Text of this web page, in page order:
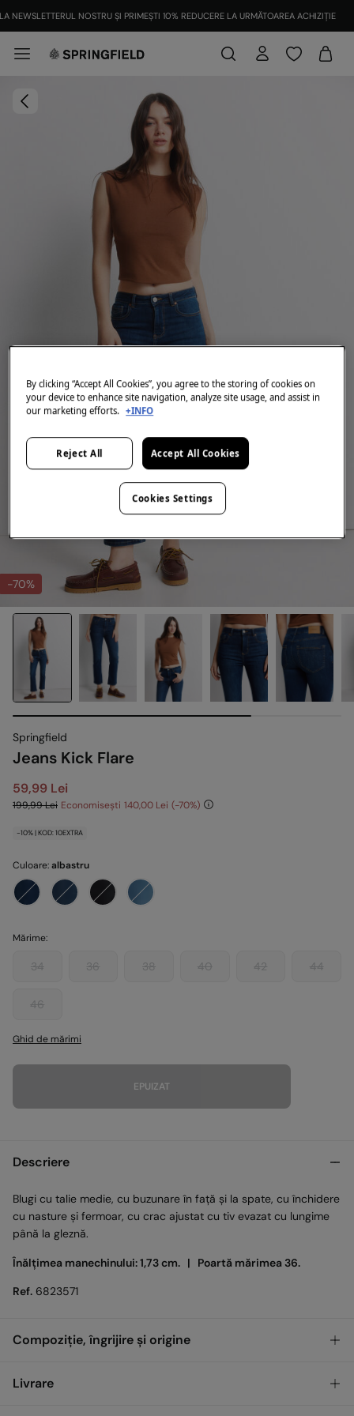
NEWSLETTERUL NOSTRU ȘI PRIMEȘTI 10% REDUCERE LA URMĂTOAREA ACHIZIȚIE
-70%
Springfield
Jeans Kick Flare
59,99 Lei
199,99 Lei Economisești 140,00 Lei 70
-10% | KOD: 10EXTRA
Culoare:albastru
Mărime:
34 36 38 40 42 44
46
Ghid de mărimi
EPUIZAT
Descriere
Blugi cu talie medie, cu buzunare în față și la spate, cu închidere
cu nasture și fermoar, cu crac ajustat cu tiv evazat cu lungime
până la gleznă.
Înălțimea manechinului: 1,73 cm. | Poartă mărimea 36.
Ref. 6823571
Compoziție, îngrijire și origine
Compoziţie
Livrare
By clicking “Accept All Cookies”, you agree to the storing of cookies on
your device to enhance site navigation, analyze site usage, and assist in
our marketing efforts. +INFO
Reject All Accept All Cookies
Cookies Settings